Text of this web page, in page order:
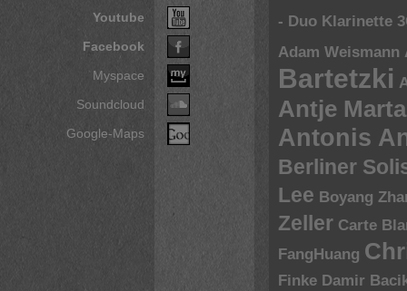
Youtube
Facebook
Myspace
Soundcloud
Google-Maps
- Duo Klarinette
Adam Weismann
Bartetzki
Antje
Antonis
Berliner
Lee Boyang
Zeller Carte
FangHuang
Finke Damir